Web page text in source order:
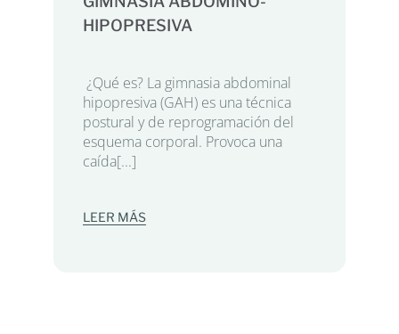
HIPOPRESIVA
¿Qué es? La gimnasia abdominal
hipopresiva (GAH) es una técnica
postural y de reprogramación del
esquema corporal. Provoca una
caída[...]
LEER MÁS